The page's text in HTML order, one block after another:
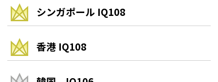
シンガポール IQ108
香港 IQ108